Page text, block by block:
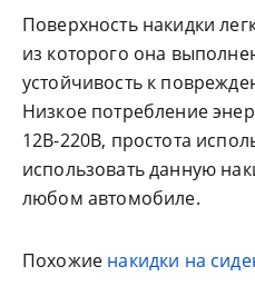
Поверхность накидки
из которого она
устойчивость к
Низкое потребление
12В-220В, простота
использовать данную
любом автомобиле.
Похожие накидки на